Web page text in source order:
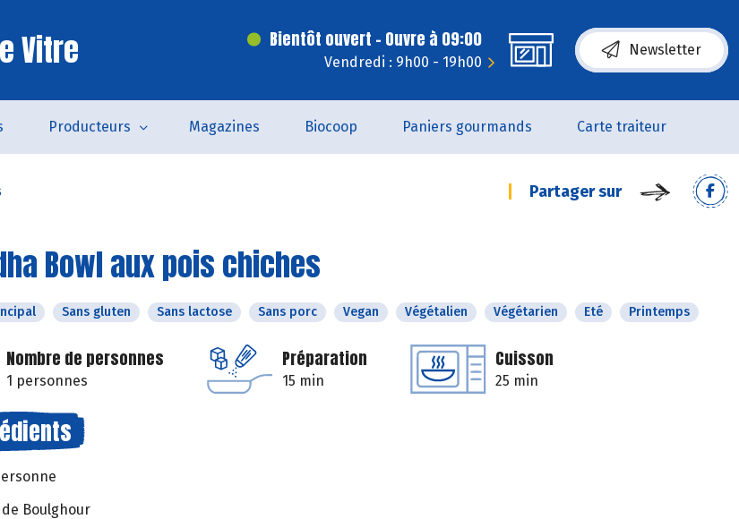
Vitre Bientôt ouvert - Ouvre à 09:00
Vendredi : 9h00 - 19h00
Newsletter
Producteurs Magazines Biocoop Paniers gourmands Carte traiteur
Partager sur
Bowl aux pois chiches
Sans gluten Sans lactose Sans porc Vegan Végétalien Végétarien Eté Printemps
Nombre de personnes
1 personnes
Préparation
15 min
Cuisson
25 min
de Boulghour